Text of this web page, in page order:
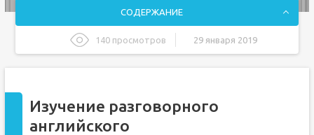
СОДЕРЖАНИЕ
140 просмотров 29 января 2019
Что нужно для изучения английского разговорного?
Английский с нуля: как начать успешное изучение
Изучение разговорного
английского